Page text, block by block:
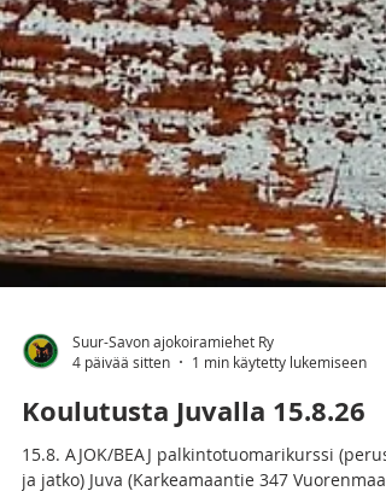
Suur-Savon ajokoiramiehet Ry
4 päivää sitten
1 min käytetty lukemiseen
Koulutusta Juvalla 15.8.26